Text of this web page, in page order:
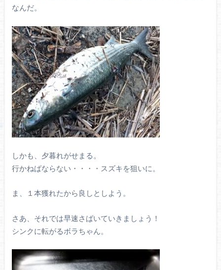
なんだ。
しかも、夕暮れがせまる。
行かねばならない・・・・スズキを狙いに。
ま、１本獲れたから良しとしよう。
さあ、それでは早速さばいていきましょう！
シンクに転がるボラちゃん。